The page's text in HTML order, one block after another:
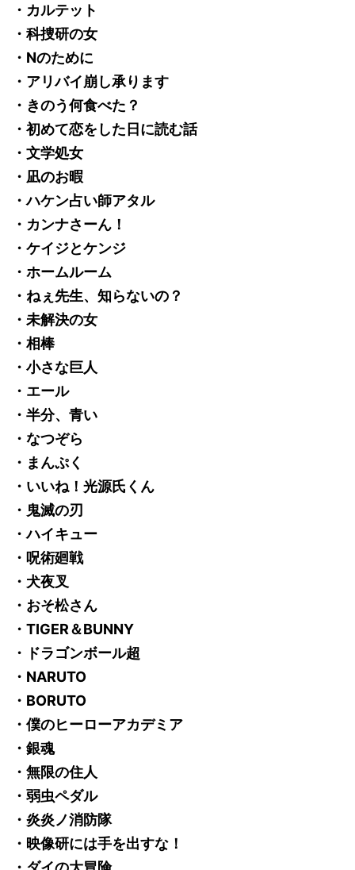
・カルテット
・科捜研の女
・Nのために
・アリバイ崩し承ります
・きのう何食べた？
・初めて恋をした日に読む話
・文学処女
・凪のお暇
・ハケン占い師アタル
・カンナさーん！
・ケイジとケンジ
・ホームルーム
・ねぇ先生、知らないの？
・未解決の女
・相棒
・小さな巨人
・エール
・半分、青い
・なつぞら
・まんぷく
・いいね！光源氏くん
・鬼滅の刃
・ハイキュー
・呪術廻戦
・犬夜叉
・おそ松さん
・TIGER＆BUNNY
・ドラゴンボール超
・NARUTO
・BORUTO
・僕のヒーローアカデミア
・銀魂
・無限の住人
・弱虫ペダル
・炎炎ノ消防隊
・映像研には手を出すな！